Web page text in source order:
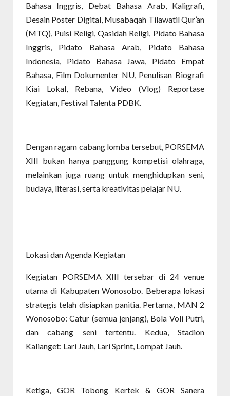
Bahasa Inggris, Debat Bahasa Arab, Kaligrafi,
Desain Poster Digital, Musabaqah Tilawatil Qur’an
(MTQ), Puisi Religi, Qasidah Religi, Pidato Bahasa
Inggris, Pidato Bahasa Arab, Pidato Bahasa
Indonesia, Pidato Bahasa Jawa, Pidato Empat
Bahasa, Film Dokumenter NU, Penulisan Biografi
Kiai Lokal, Rebana, Video (Vlog) Reportase
Kegiatan, Festival Talenta PDBK.
Dengan ragam cabang lomba tersebut, PORSEMA
XIII bukan hanya panggung kompetisi olahraga,
melainkan juga ruang untuk menghidupkan seni,
budaya, literasi, serta kreativitas pelajar NU.
Lokasi dan Agenda Kegiatan
Kegiatan PORSEMA XIII tersebar di 24 venue
utama di Kabupaten Wonosobo. Beberapa lokasi
strategis telah disiapkan panitia. Pertama, MAN 2
Wonosobo: Catur (semua jenjang), Bola Voli Putri,
dan cabang seni tertentu. Kedua, Stadion
Kalianget: Lari Jauh, Lari Sprint, Lompat Jauh.
Ketiga, GOR Tobong Kertek & GOR Sanera